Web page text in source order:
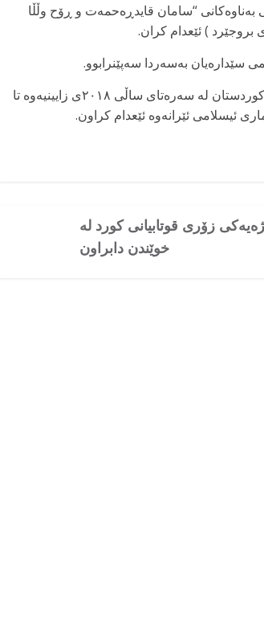
کوردی زیندانی بەناوەکانی “سامان قایدڕەحمەت و ڕۆح وڵڵا
بروجێرد ) ئێعدام کران.
سێدارەیان بەسەردا سەپێنرابوو.
جێگەی باسە بەپێی ئامارەکانی ناوەندی ئاماری کۆمەڵەی مافی مرۆڤی کوردستان لە سەرەتای ساڵی ۲۰۱۸ی زایینیەوە تا
زۆری قوتابیانی کورد لە
خوێندن دابراون